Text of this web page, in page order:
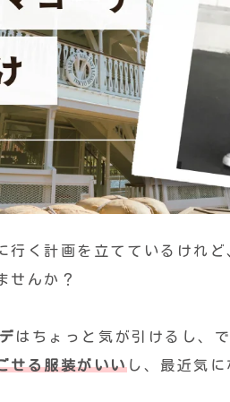
行く計画を立てているけれど
せんか？
はちょっと気が引けるし、
せる服装がいいし、最近気に